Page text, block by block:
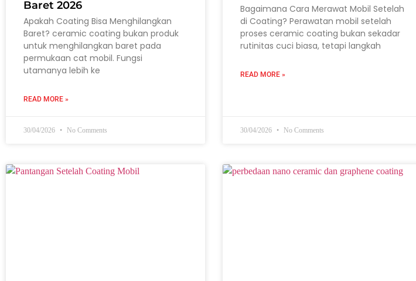
Baret 2026
Apakah Coating Bisa Menghilangkan
Baret? ceramic coating bukan produk
untuk menghilangkan baret pada
permukaan cat mobil. Fungsi
utamanya lebih ke
READ MORE »
30/04/2026 No Comments
Bagaimana Cara Merawat Mobil Setelah
di Coating? Perawatan mobil setelah
proses ceramic coating bukan sekadar
rutinitas cuci biasa, tetapi langkah
READ MORE »
30/04/2026 No Comments